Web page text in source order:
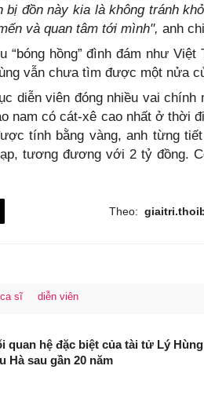
bị đồn này kia là không tránh
và quan tâm tới mình", anh
“bóng hồng” đình đám như
vẫn chưa tìm được một nửa
diễn viên đóng nhiều vai chính
nam có cát-xê cao nhất ở thời
tính bằng vàng, anh từng
tương đương với 2 tỷ đồng.
Theo:
ca sĩ diễn viên
quan hệ đặc biệt của tài tử Lý
Hà sau gần 20 năm